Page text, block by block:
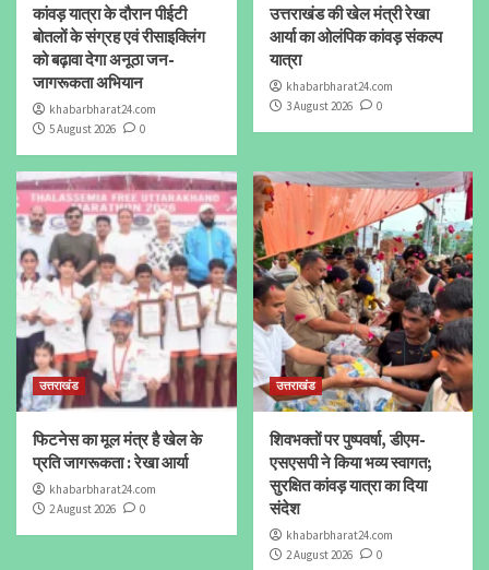
कांवड़ यात्रा के दौरान पीईटी
बोतलों के संग्रह एवं रीसाइक्लिंग
को बढ़ावा देगा अनूठा जन-
जागरूकता अभियान
khabarbharat24.com
5 August 2026
0
उत्तराखंड की खेल मंत्री रेखा
आर्या का ओलंपिक कांवड़ संकल्प
यात्रा
khabarbharat24.com
3 August 2026
0
उत्तराखंड
फिटनेस का मूल मंत्र है खेल के
प्रति जागरूकता : रेखा आर्या
khabarbharat24.com
2 August 2026
0
उत्तराखंड
शिवभक्तों पर पुष्पवर्षा, डीएम-
एसएसपी ने किया भव्य स्वागत;
सुरक्षित कांवड़ यात्रा का दिया
संदेश
khabarbharat24.com
2 August 2026
0